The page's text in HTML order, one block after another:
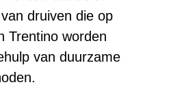
druiven die op
Trentino worden
van duurzame